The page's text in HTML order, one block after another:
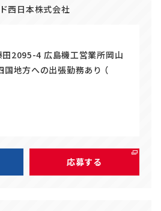
西日本株式会社
2095-4 広島機工営業所岡山
地方への出張勤務あり （
応募する